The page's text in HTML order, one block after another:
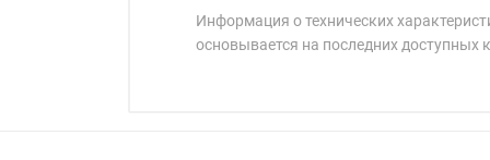
Информация о технических
основывается на последних доступных